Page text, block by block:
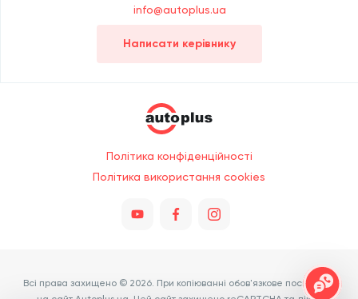
info@autoplus.ua
Написати керівнику
Політика конфіденційності
Політика використання cookies
Всі права захищено © 2026. При копіюванні обов'язкове посилання